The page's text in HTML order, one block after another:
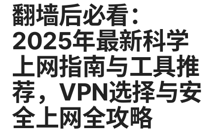
翻墙后必看：
2025年最新科学
上网指南与工具推
荐，VPN选择与安
全上网全攻略